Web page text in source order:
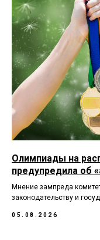
Олимпиады на
предупредила об
Мнение зампреда
законодательству и
05.08.2026